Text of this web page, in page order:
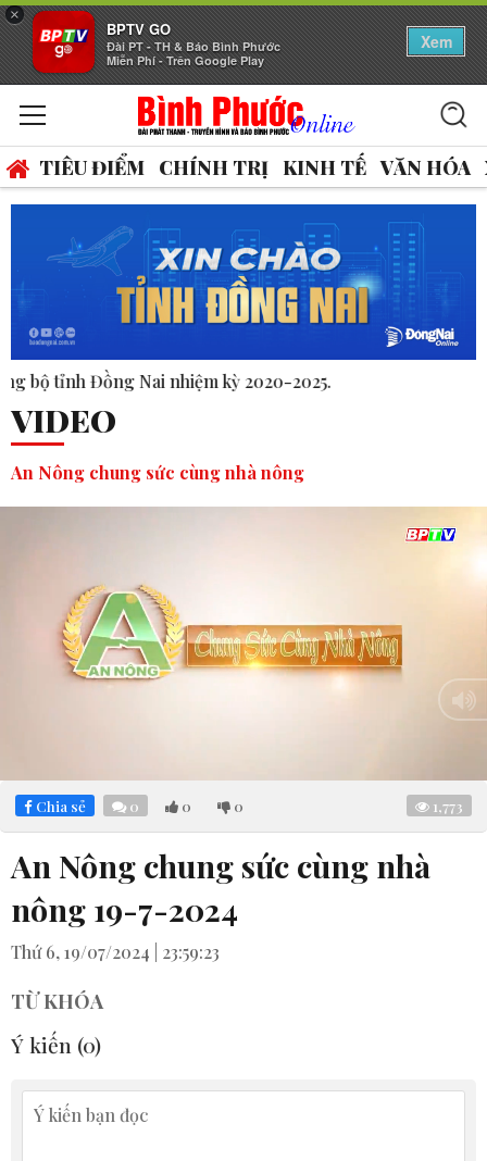
×
BPTV GO
Đài PT - TH & Báo Bình Phước
Miễn Phí - Trên Google Play
Xem
TIÊU ĐIỂM CHÍNH TRỊ KINH TẾ VĂN HÓA
2025.
VIDEO
An Nông chung sức cùng nhà nông
4.34%
Chia sẻ 0 0 0 1,773
An Nông chung sức cùng nhà
nông 19-7-2024
Thứ 6, 19/07/2024 | 23:59:23
TỪ KHÓA
Ý kiến (0)